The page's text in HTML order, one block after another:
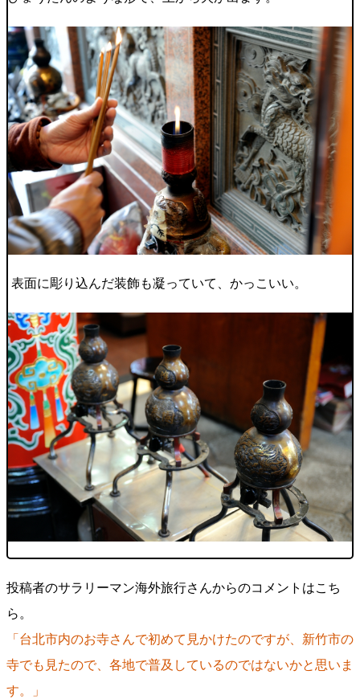
表面に彫り込んだ装飾も凝っていて、かっこいい。
投稿者のサラリーマン海外旅行さんからのコメントはこち
ら。
「台北市内のお寺さんで初めて見かけたのですが、新竹市の
寺でも見たので、各地で普及しているのではないかと思いま
す。」